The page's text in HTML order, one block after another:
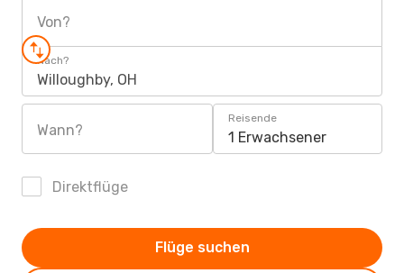
Von?
Nach?
Willoughby, OH
Wann?
Reisende
1 Erwachsener
Direktflüge
Flüge suchen